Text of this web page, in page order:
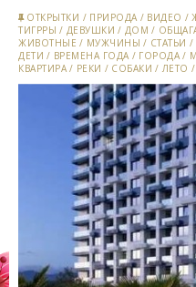
ОТКРЫТКИ / ПРИРОДА / ВИДЕО /
ТИГРРЫ / ДЕВУШКИ / ДОМ /
ЖИВОТНЫЕ / МУЖЧИНЫ / СТАТЬИ /
ДЕТИ / ВРЕМЕНА ГОДА / ГОРОДА /
КВАРТИРА / РЕКИ / СОБАКИ / ЛЕТО